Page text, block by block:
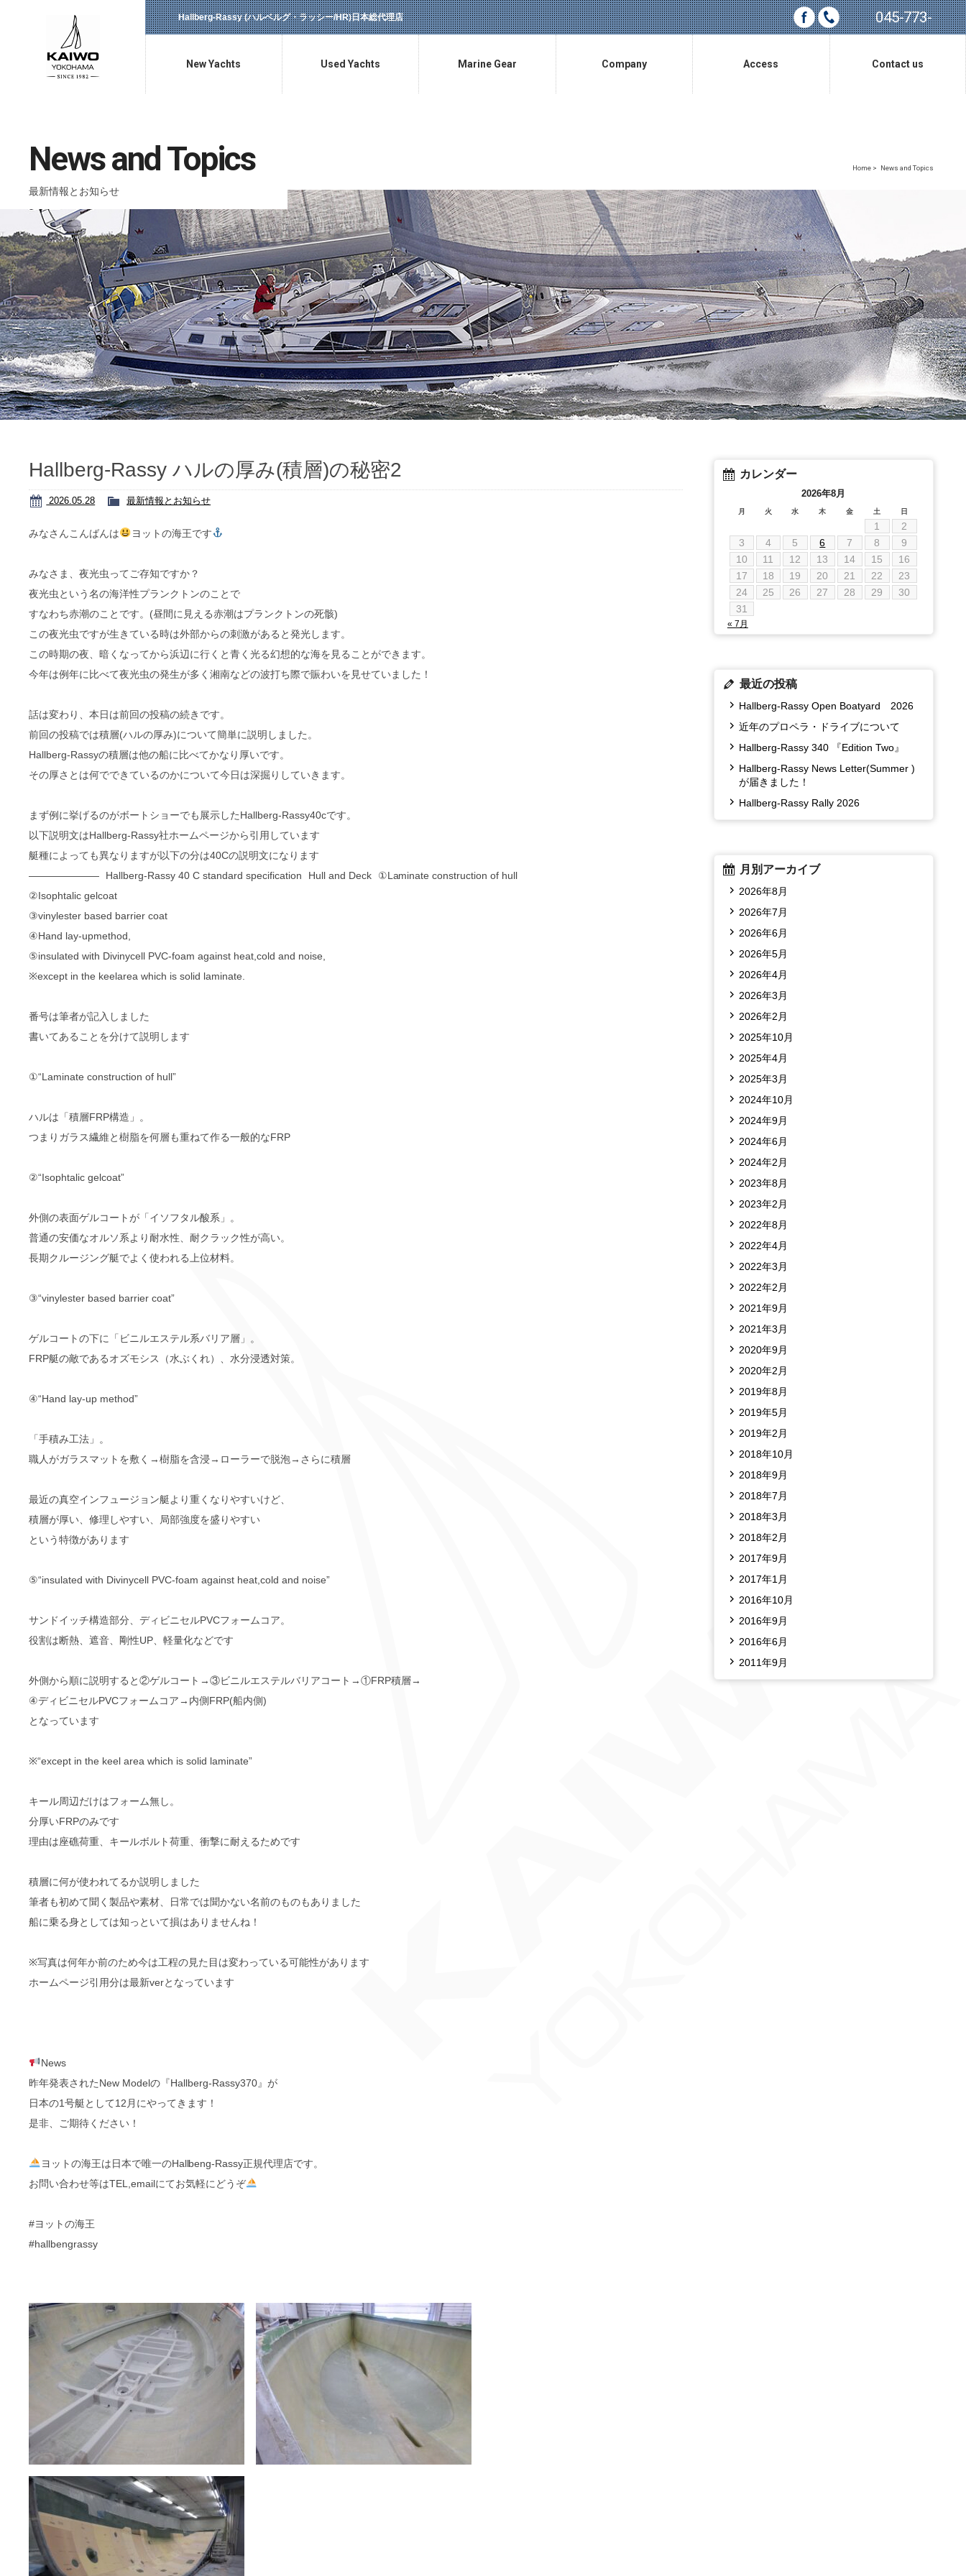
Hallberg-Rassy (ハルベルグ・ラッシー/HR)日本総代理店
045-773-
New Yachts
新艇情報 Used Yachts
中古艇情報 Marine Gear
マリン用品販売 Company
会社概要 Access
アクセス Contact us
お問い合わせ
News and Topics
最新情報とお知らせ
Home > News and Topics
Hallberg-Rassy ハルの厚み(積層)の秘密2
2026.05.28 最新情報とお知らせ
みなさんこんばんは ヨットの海王です
みなさま、夜光虫ってご存知ですか？
夜光虫という名の海洋性プランクトンのことで
すなわち赤潮のことです。(昼間に見える赤潮はプランクトンの死骸)
この夜光虫ですが生きている時は外部からの刺激があると発光します。
この時期の夜、暗くなってから浜辺に行くと青く光る幻想的な海を見ることができます。
今年は例年に比べて夜光虫の発生が多く湘南などの波打ち際で賑わいを見せていました！
話は変わり、本日は前回の投稿の続きです。
前回の投稿では積層(ハルの厚み)について簡単に説明しました。
Hallberg-Rassyの積層は他の船に比べてかなり厚いです。
その厚さとは何でできているのかについて今日は深掘りしていきます。
まず例に挙げるのがボートショーでも展示したHallberg-Rassy40cです。
以下説明文はHallberg-Rassy社ホームページから引用しています
艇種によっても異なりますが以下の分は40Cの説明文になります
——————— Hallberg-Rassy 40 C standard specification Hull and Deck ①Laminate construction of hull
②Isophtalic gelcoat
③vinylester based barrier coat
④Hand lay-upmethod,
⑤insulated with Divinycell PVC-foam against heat,cold and noise,
※except in the keelarea which is solid laminate.
番号は筆者が記入しました
書いてあることを分けて説明します
①“Laminate construction of hull”
ハルは「積層FRP構造」。
つまりガラス繊維と樹脂を何層も重ねて作る一般的なFRP
②“Isophtalic gelcoat”
外側の表面ゲルコートが「イソフタル酸系」。
普通の安価なオルソ系より耐水性、耐クラック性が高い。
長期クルージング艇でよく使われる上位材料。
③“vinylester based barrier coat”
ゲルコートの下に「ビニルエステル系バリア層」。
FRP艇の敵であるオズモシス（水ぶくれ）、水分浸透対策。
④“Hand lay-up method”
「手積み工法」。
職人がガラスマットを敷く→樹脂を含浸→ローラーで脱泡→さらに積層
最近の真空インフュージョン艇より重くなりやすいけど、
積層が厚い、修理しやすい、局部強度を盛りやすい
という特徴があります
⑤“insulated with Divinycell PVC-foam against heat,cold and noise”
サンドイッチ構造部分、ディビニセルPVCフォームコア。
役割は断熱、遮音、剛性UP、軽量化などです
外側から順に説明すると②ゲルコート→③ビニルエステルバリアコート→①FRP積層→
④ディビニセルPVCフォームコア→内側FRP(船内側)
となっています
※“except in the keel area which is solid laminate”
キール周辺だけはフォーム無し。
分厚いFRPのみです
理由は座礁荷重、キールボルト荷重、衝撃に耐えるためです
積層に何が使われてるか説明しました
筆者も初めて聞く製品や素材、日常では聞かない名前のものもありました
船に乗る身としては知っといて損はありませんね！
※写真は何年か前のため今は工程の見た目は変わっている可能性があります
ホームページ引用分は最新verとなっています
News
昨年発表されたNew Modelの『Hallberg-Rassy370』が
日本の1号艇として12月にやってきます！
是非、ご期待ください！
ヨットの海王は日本で唯一のHallbeng-Rassy正規代理店です。
お問い合わせ等はTEL,emailにてお気軽にどうぞ
#ヨットの海王
#hallbengrassy
カレンダー
2026年8月
月 火 水 木 金 土 日
1
2
3
4 5 6 7 8
9
10
11 12 13 14 15
16
17
18 19 20 21 22
23
24
25 26 27 28 29
30
31
« 7月
最近の投稿
Hallberg-Rassy Open Boatyard 2026
近年のプロペラ・ドライブについて
Hallberg-Rassy 340 『Edition Two』
Hallberg-Rassy News Letter(Summer )
が届きました！
Hallberg-Rassy Rally 2026
月別アーカイブ
2026年8月
2026年7月
2026年6月
2026年5月
2026年4月
2026年3月
2026年2月
2025年10月
2025年4月
2025年3月
2024年10月
2024年9月
2024年6月
2024年2月
2023年8月
2023年2月
2022年8月
2022年4月
2022年3月
2022年2月
2021年9月
2021年3月
2020年9月
2020年2月
2019年8月
2019年5月
2019年2月
2018年10月
2018年9月
2018年7月
2018年3月
2018年2月
2017年9月
2017年1月
2016年10月
2016年9月
2016年6月
2011年9月